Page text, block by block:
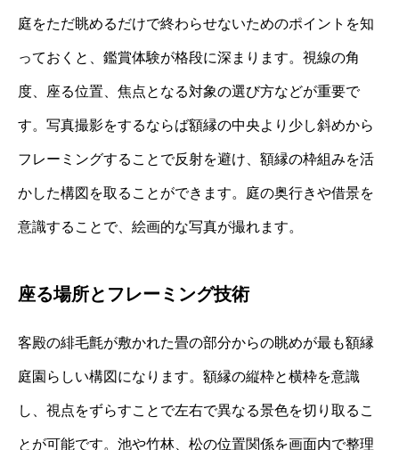
庭をただ眺めるだけで終わらせないためのポイントを知
っておくと、鑑賞体験が格段に深まります。視線の角
度、座る位置、焦点となる対象の選び方などが重要で
す。写真撮影をするならば額縁の中央より少し斜めから
フレーミングすることで反射を避け、額縁の枠組みを活
かした構図を取ることができます。庭の奥行きや借景を
意識することで、絵画的な写真が撮れます。
座る場所とフレーミング技術
客殿の緋毛氈が敷かれた畳の部分からの眺めが最も額縁
庭園らしい構図になります。額縁の縦枠と横枠を意識
し、視点をずらすことで左右で異なる景色を切り取るこ
とが可能です。池や竹林、松の位置関係を画面内で整理